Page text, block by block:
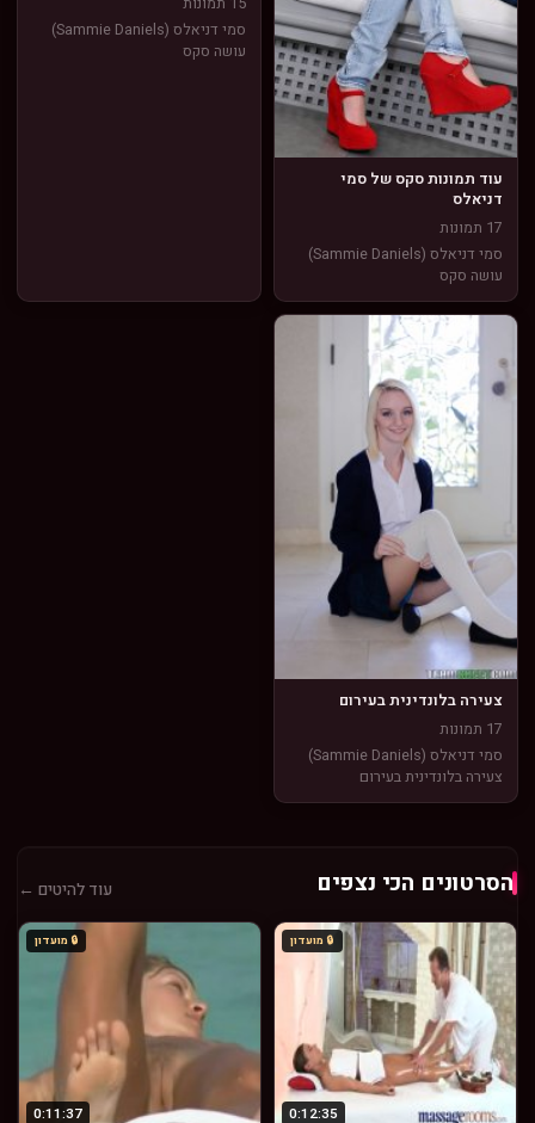
עוד תמונות סקס של סמי
דניאלס
17 תמונות
סמי דניאלס (Sammie Daniels)
עושה סקס
סמי דניאלס (Sammie Daniels)
עושה סקס
צעירה בלונדינית בעירום
17 תמונות
סמי דניאלס (Sammie Daniels)
צעירה בלונדינית בעירום
הסרטונים הכי נצפים עוד להיטים ←
🔒 מועדון
0:12:35
🔒 מועדון
0:11:37